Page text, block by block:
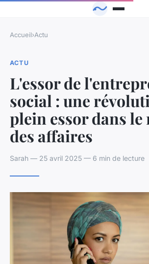
Accueil›Actu
ACTU
L'essor de
social : une
plein essor dans le
des affaires
Sarah — 25 avril 2025 — 6 min de lecture